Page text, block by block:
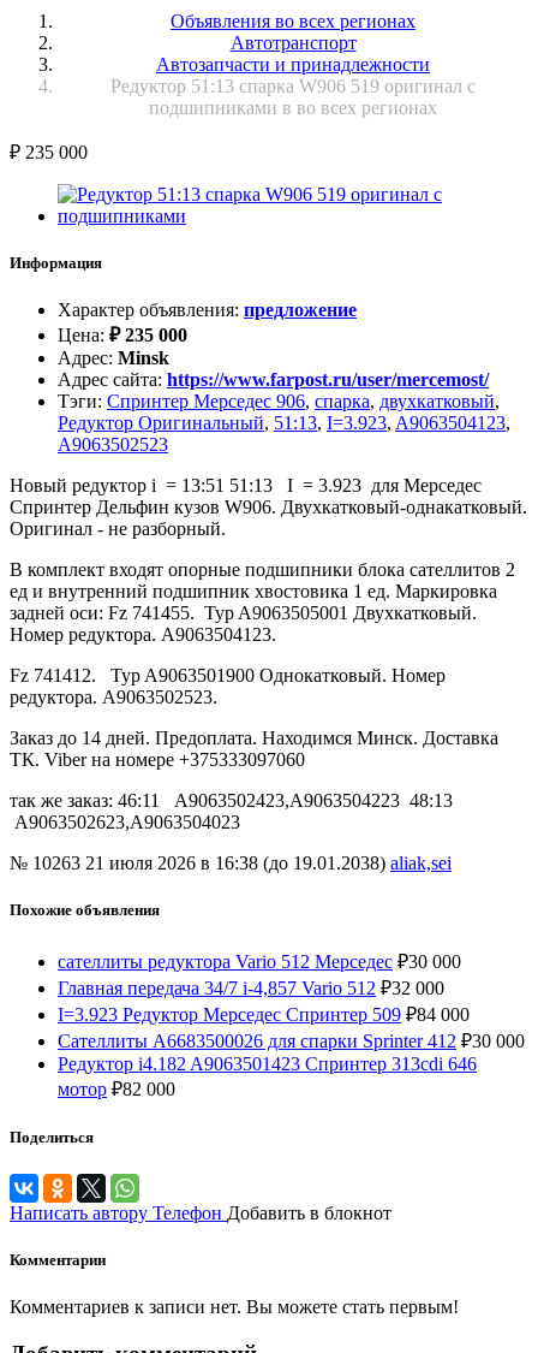
Объявления во всех регионах
Автотранспорт
Автозапчасти и принадлежности
Редуктор 51:13 спарка W906 519 оригинал с
подшипниками в во всех регионах
₽ 235 000
Информация
Характер объявления: предложение
Цена: ₽235 000
Адрес: Minsk
Адрес сайта: https://www.farpost.ru/user/mercemost/
Тэги: Спринтер Мерседес 906, спарка, двухкатковый,
Редуктор Оригинальный, 51:13, I=3.923, A9063504123,
A9063502523
Новый редуктор i = 13:51 51:13 I = 3.923 для Мерседес
Спринтер Дельфин кузов W906. Двухкатковый-однакатковый.
Оригинал - не разборный.
В комплект входят опорные подшипники блока сателлитов 2
ед и внутренний подшипник хвостовика 1 ед. Маркировка
задней оси: Fz 741455. Typ A9063505001 Двухкатковый.
Номер редуктора. A9063504123.
Fz 741412. Typ A9063501900 Однокатковый. Номер
редуктора. A9063502523.
Заказ до 14 дней. Предоплата. Находимся Минск. Доставка
ТК. Viber на номере +375333097060
так же заказ: 46:11 A9063502423,A9063504223 48:13
A9063502623,A9063504023
№ 10263 21 июля 2026 в 16:38 (до 19.01.2038) aliak,sei
Похожие объявления
сателлиты редуктора Vario 512 Мерседес ₽30 000
Главная передача 34/7 i-4,857 Vario 512 ₽32 000
I=3.923 Редуктор Мерседес Спринтер 509 ₽84 000
Сателлиты A6683500026 для спарки Sprinter 412 ₽30 000
Редуктор i4.182 A9063501423 Спринтер 313cdi 646
мотор ₽82 000
Поделиться
Написать автору Телефон Добавить в блокнот
Комментарии
Комментариев к записи нет. Вы можете стать первым!